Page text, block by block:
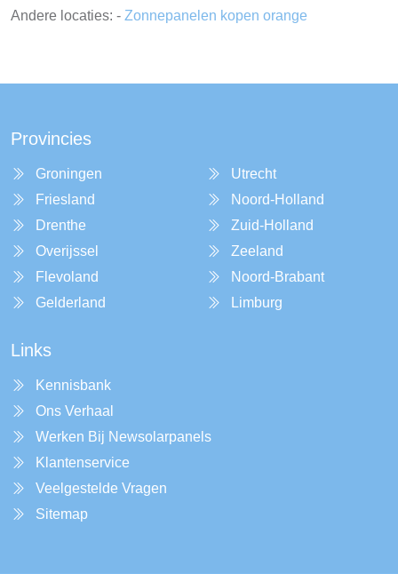
Andere locaties: - Zonnepanelen kopen orange
Provincies
Groningen
Friesland
Drenthe
Overijssel
Flevoland
Gelderland
Utrecht
Noord-Holland
Zuid-Holland
Zeeland
Noord-Brabant
Limburg
Links
Kennisbank
Ons Verhaal
Werken Bij Newsolarpanels
Klantenservice
Veelgestelde Vragen
Sitemap